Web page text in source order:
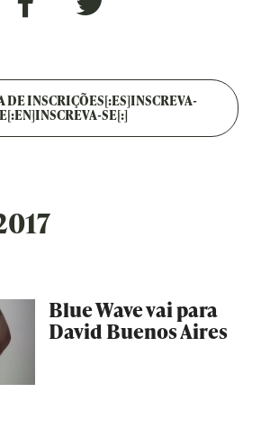
DE INSCRIÇÕES[:ES]INSCREVA-
SE[:]
Blue Wave vai para
David Buenos Aires